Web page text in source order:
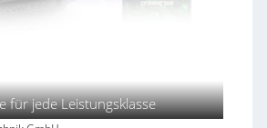
für jede Leistungsklasse